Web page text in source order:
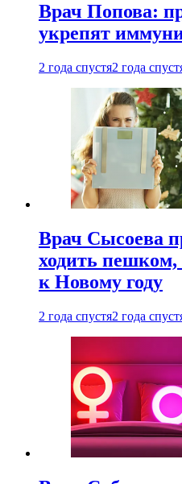
Врач Попова:
укрепят
2 года спустя2 года
Врач Сысоева
ходить пешком,
к Новому году
2 года спустя2 года